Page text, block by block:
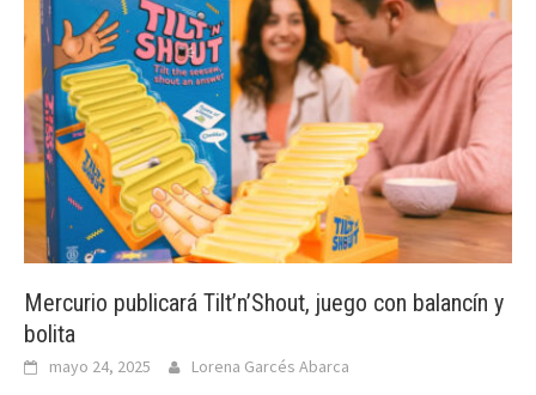
Mercurio publicará Tilt’n’Shout, juego con balancín y
bolita
mayo 24, 2025 Lorena Garcés Abarca